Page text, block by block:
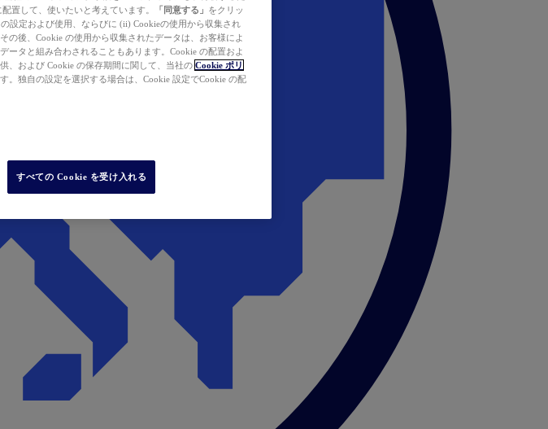
置して、使いたいと考えています。
「同意する」 をクリッ
設定および使用、ならびに (ii) Cookieの使用から収集され
の後、Cookie の使用から収集されたデータは、お客様によ
ータと組み合わされることもあります。Cookie の配置およ
、および Cookie の保存期間に関して、当社の Cookie ポリ
。独自の設定を選択する場合は、Cookie 設定でCookie の配
すべての Cookie を受け入れる